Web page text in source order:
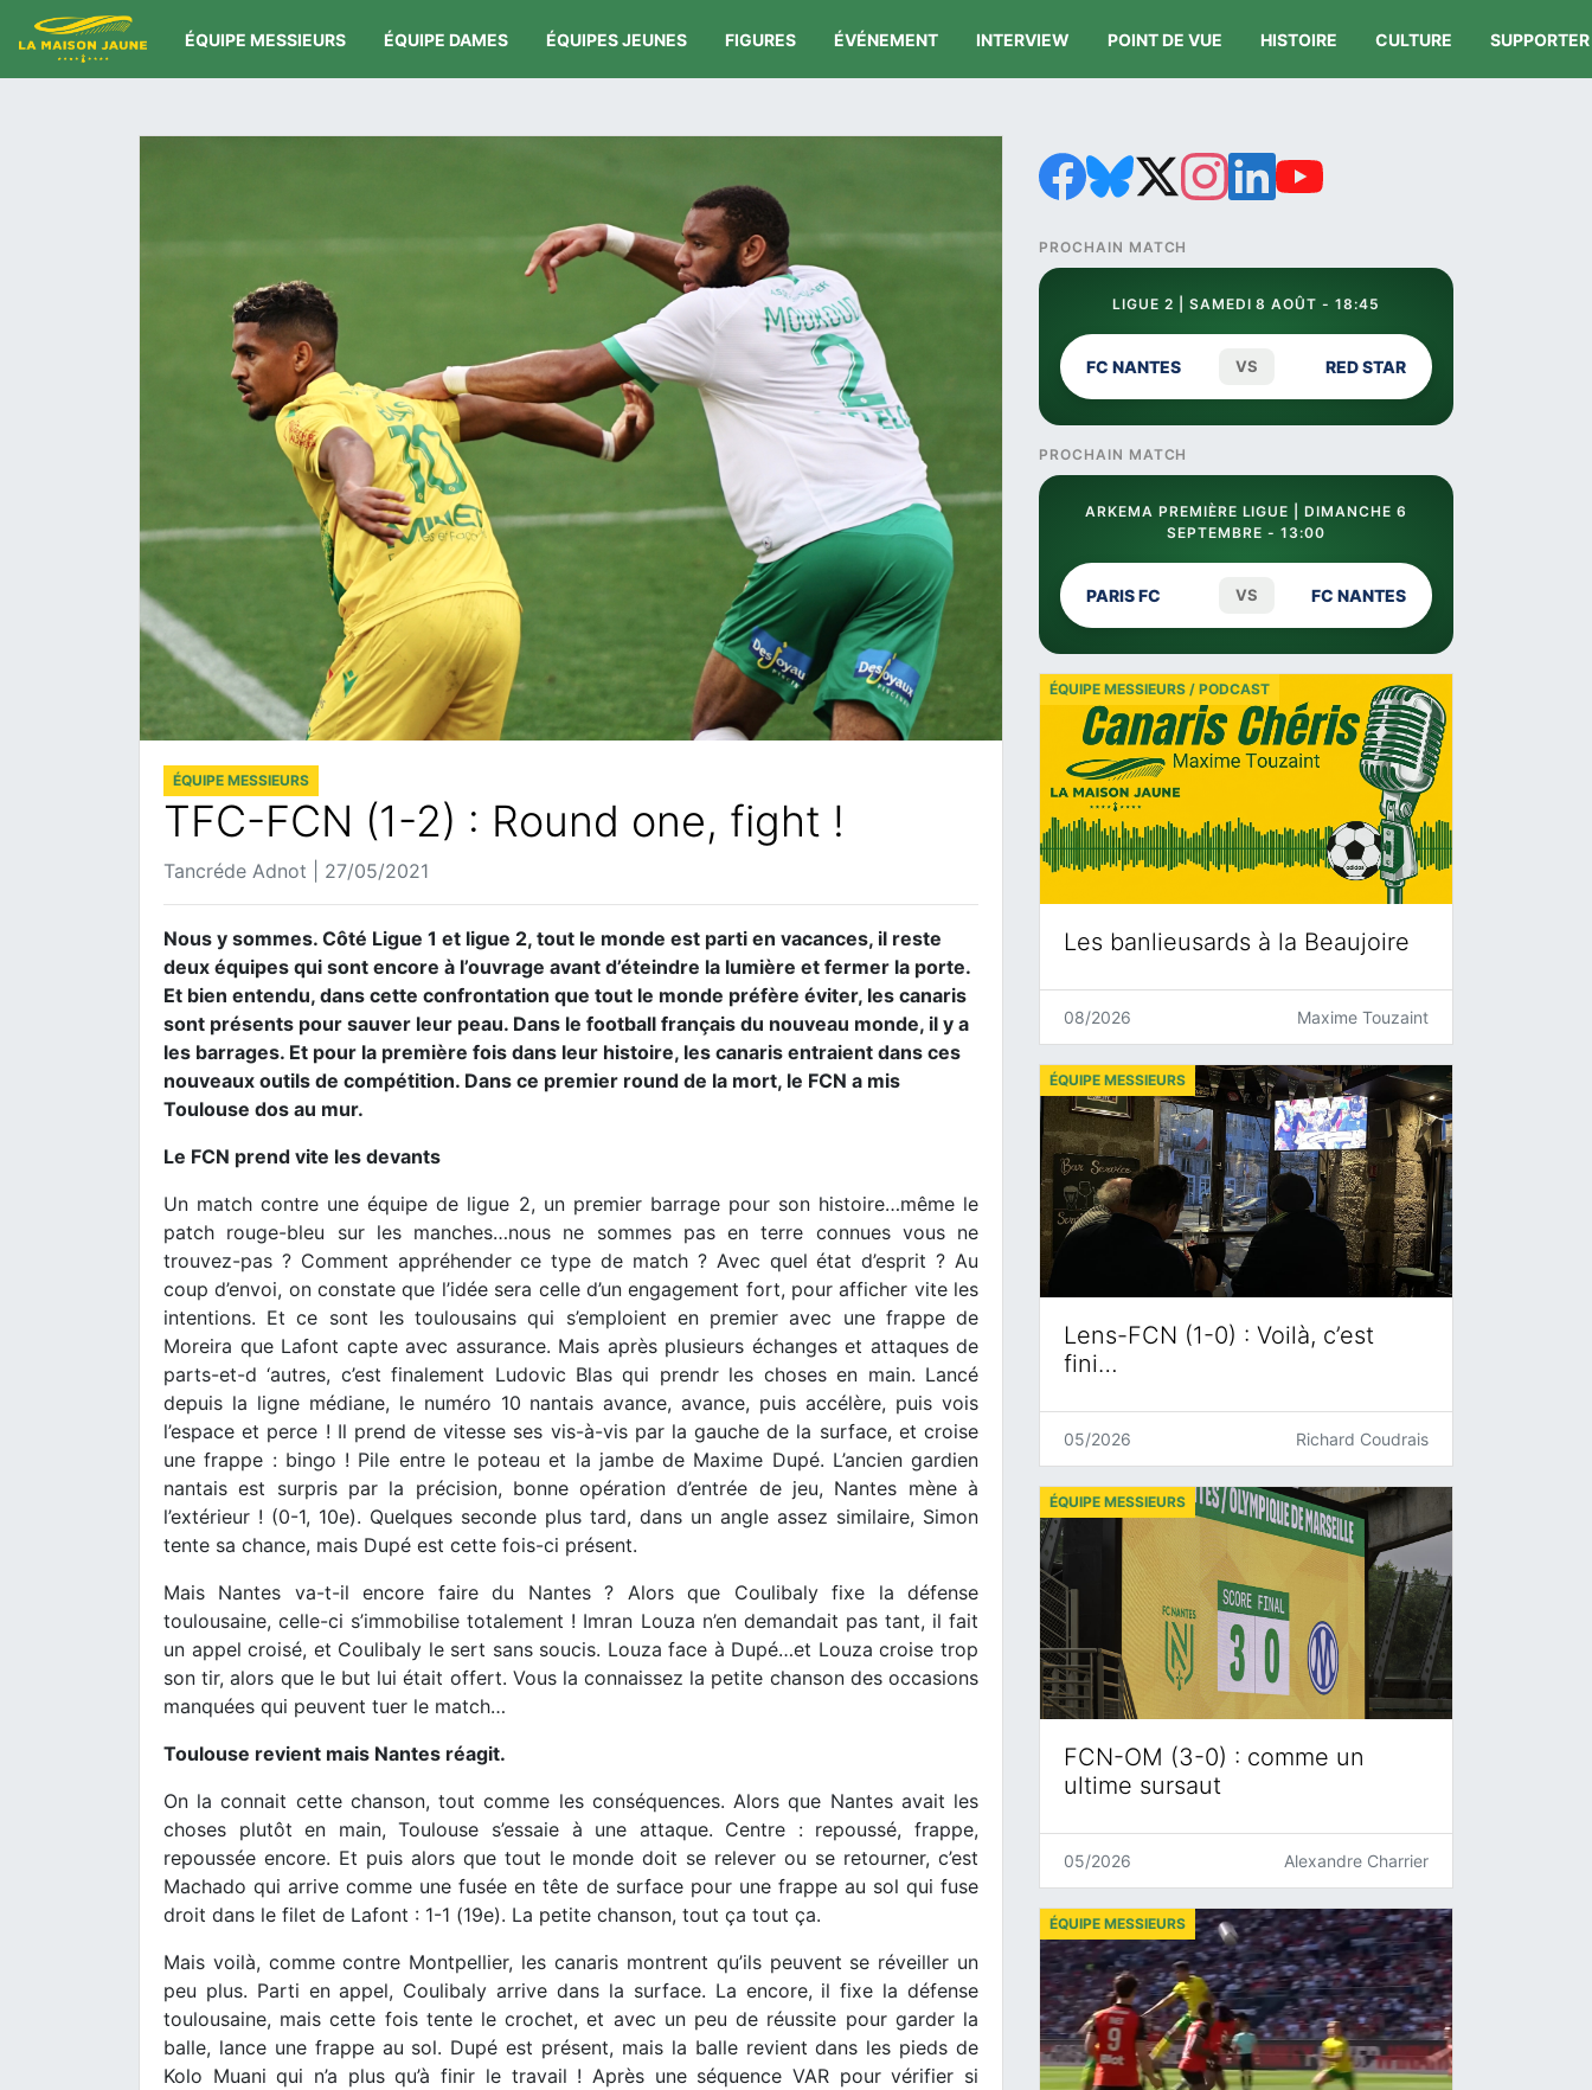
ÉQUIPE MESSIEURS ÉQUIPE DAMES ÉQUIPES JEUNES FIGURES ÉVÉNEMENT INTERVIEW POINT DE VUE HISTOIRE CULTURE SUPPORTER
ÉQUIPE MESSIEURS
TFC-FCN (1-2) : Round one, fight !
Tancréde Adnot | 27/05/2021
Nous y sommes. Côté Ligue 1 et ligue 2, tout le monde est parti en vacances, il reste
deux équipes qui sont encore à l’ouvrage avant d’éteindre la lumière et fermer la porte.
Et bien entendu, dans cette confrontation que tout le monde préfère éviter, les canaris
sont présents pour sauver leur peau. Dans le football français du nouveau monde, il y a
les barrages. Et pour la première fois dans leur histoire, les canaris entraient dans ces
nouveaux outils de compétition. Dans ce premier round de la mort, le FCN a mis
Toulouse dos au mur.
Le FCN prend vite les devants
Un match contre une équipe de ligue 2, un premier barrage pour son histoire…même le
patch rouge-bleu sur les manches…nous ne sommes pas en terre connues vous ne
trouvez-pas ? Comment appréhender ce type de match ? Avec quel état d’esprit ? Au
coup d’envoi, on constate que l’idée sera celle d’un engagement fort, pour afficher vite les
intentions. Et ce sont les toulousains qui s’emploient en premier avec une frappe de
Moreira que Lafont capte avec assurance. Mais après plusieurs échanges et attaques de
parts-et-d ‘autres, c’est finalement Ludovic Blas qui prendr les choses en main. Lancé
depuis la ligne médiane, le numéro 10 nantais avance, avance, puis accélère, puis vois
l’espace et perce ! Il prend de vitesse ses vis-à-vis par la gauche de la surface, et croise
une frappe : bingo ! Pile entre le poteau et la jambe de Maxime Dupé. L’ancien gardien
nantais est surpris par la précision, bonne opération d’entrée de jeu, Nantes mène à
l’extérieur ! (0-1, 10e). Quelques seconde plus tard, dans un angle assez similaire, Simon
tente sa chance, mais Dupé est cette fois-ci présent.
Mais Nantes va-t-il encore faire du Nantes ? Alors que Coulibaly fixe la défense
toulousaine, celle-ci s’immobilise totalement ! Imran Louza n’en demandait pas tant, il fait
un appel croisé, et Coulibaly le sert sans soucis. Louza face à Dupé…et Louza croise trop
son tir, alors que le but lui était offert. Vous la connaissez la petite chanson des occasions
manquées qui peuvent tuer le match…
Toulouse revient mais Nantes réagit.
On la connait cette chanson, tout comme les conséquences. Alors que Nantes avait les
choses plutôt en main, Toulouse s’essaie à une attaque. Centre : repoussé, frappe,
repoussée encore. Et puis alors que tout le monde doit se relever ou se retourner, c’est
Machado qui arrive comme une fusée en tête de surface pour une frappe au sol qui fuse
droit dans le filet de Lafont : 1-1 (19e). La petite chanson, tout ça tout ça.
Mais voilà, comme contre Montpellier, les canaris montrent qu’ils peuvent se réveiller un
peu plus. Parti en appel, Coulibaly arrive dans la surface. La encore, il fixe la défense
toulousaine, mais cette fois tente le crochet, et avec un peu de réussite pour garder la
balle, lance une frappe au sol. Dupé est présent, mais la balle revient dans les pieds de
Kolo Muani qui n’a plus qu’à finir le travail ! Après une séquence VAR pour vérifier si
PROCHAIN MATCH
LIGUE 2 | SAMEDI 8 AOÛT - 18:45
FC NANTES VS RED STAR
PROCHAIN MATCH
ARKEMA PREMIÈRE LIGUE | DIMANCHE 6
SEPTEMBRE - 13:00
PARIS FC VS FC NANTES
Les banlieusards à la Beaujoire
ÉQUIPE MESSIEURS / PODCAST
08/2026 Maxime Touzaint
Lens-FCN (1-0) : Voilà, c’est
fini…
ÉQUIPE MESSIEURS
05/2026 Richard Coudrais
FCN-OM (3-0) : comme un
ultime sursaut
ÉQUIPE MESSIEURS
05/2026 Alexandre Charrier
ÉQUIPE MESSIEURS